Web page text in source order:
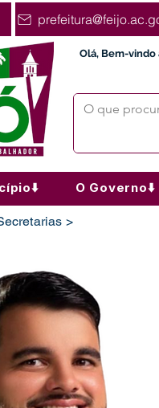
Olá, Bem-vindo
O Governo⬇️
>